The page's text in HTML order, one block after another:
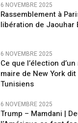
6 NOVEMBRE 2025
Rassemblement à
libération de Jaouhar
6 NOVEMBRE 2025
Ce que l’élection
maire de New York
Tunisiens
6 NOVEMBRE 2025
Trump – Mamdani |